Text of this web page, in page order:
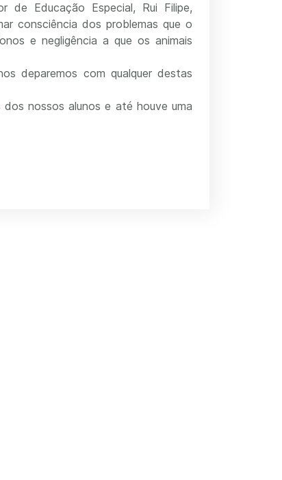
de Educação Especial, Rui Filipe,
consciência dos problemas que o
e negligência a que os animais
deparemos com qualquer destas
nossos alunos e até houve uma